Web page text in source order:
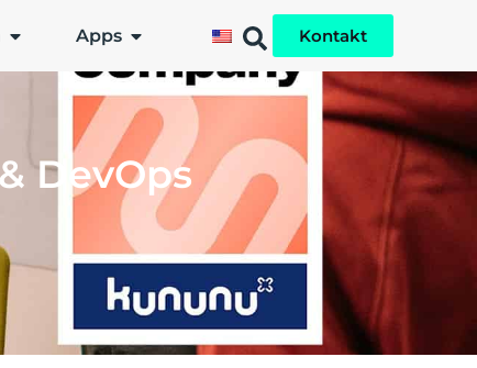
Apps Kontakt
DevOps